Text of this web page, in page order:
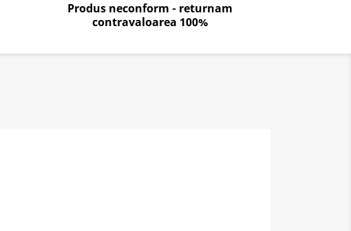
Produs neconform - returnam
contravaloarea 100%